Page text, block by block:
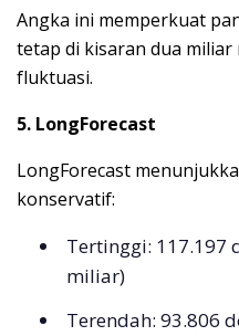
Angka ini memperkuat
tetap di kisaran dua
fluktuasi.
5. LongForecast
LongForecast
konservatif:
Tertinggi: 117.197
miliar)
Terendah: 93.806